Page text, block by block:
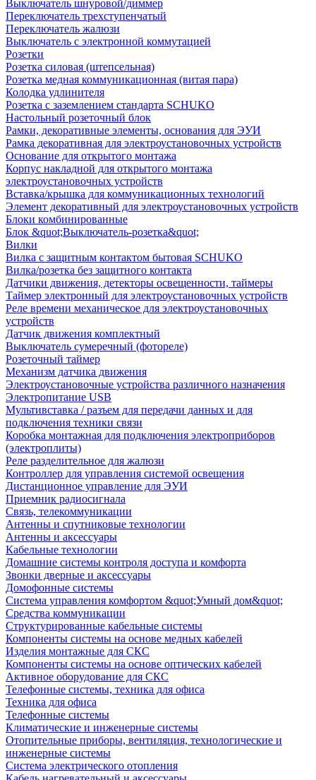
Выключатель шнуровой/диммер
Переключатель трехступенчатый
Переключатель жалюзи
Выключатель с электронной коммутацией
Розетки
Розетка силовая (штепсельная)
Розетка медная коммуникационная (витая пара)
Колодка удлинителя
Розетка с заземлением стандарта SCHUKO
Настольный розеточный блок
Рамки, декоративные элементы, основания для ЭУИ
Рамка декоративная для электроустановочных устройств
Основание для открытого монтажа
Корпус накладной для открытого монтажа
электроустановочных устройств
Вставка/крышка для коммуникационных технологий
Элемент декоративный для электроустановочных устройств
Блоки комбинированные
Блок &quot;Выключатель-розетка&quot;
Вилки
Вилка с защитным контактом бытовая SCHUKO
Вилка/розетка без защитного контакта
Датчики движения, детекторы освещенности, таймеры
Таймер электронный для электроустановочных устройств
Реле времени механическое для электроустановочных
устройств
Датчик движения комплектный
Выключатель сумеречный (фотореле)
Розеточный таймер
Механизм датчика движения
Электроустановочные устройства различного назначения
Электропитание USB
Мультивставка / разъем для передачи данных и для
подключения техники связи
Коробка монтажная для подключения электроприборов
(электроплиты)
Реле разделительное для жалюзи
Контроллер для управления системой освещения
Дистанционное управление для ЭУИ
Приемник радиосигнала
Связь, телекоммуникации
Антенны и спутниковые технологии
Антенны и аксессуары
Кабельные технологии
Домашние системы контроля доступа и комфорта
Звонки дверные и аксессуары
Домофонные системы
Система управления комфортом &quot;Умный дом&quot;
Средства коммуникации
Структурированные кабельные системы
Компоненты системы на основе медных кабелей
Изделия монтажные для СКС
Компоненты системы на основе оптических кабелей
Активное оборудование для СКС
Телефонные системы, техника для офиса
Техника для офиса
Телефонные системы
Климатические и инженерные системы
Отопительные приборы, вентиляция, технологические и
инженерные системы
Система электрического отопления